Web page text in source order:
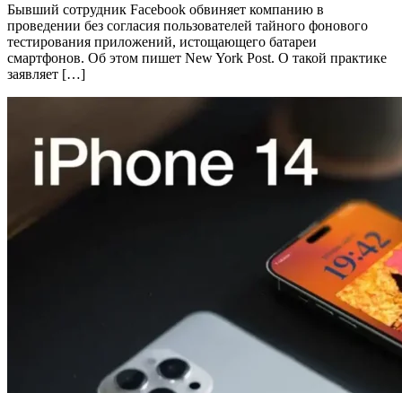
Бывший сотрудник Facebook обвиняет компанию в
проведении без согласия пользователей тайного фонового
тестирования приложений, истощающего батареи
смартфонов. Об этом пишет New York Post. О такой практике
заявляет […]